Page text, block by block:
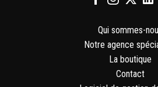
Qui sommes-
Notre agence
La boutique
Contact